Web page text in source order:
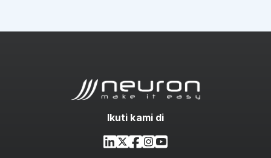
Ikuti kami di